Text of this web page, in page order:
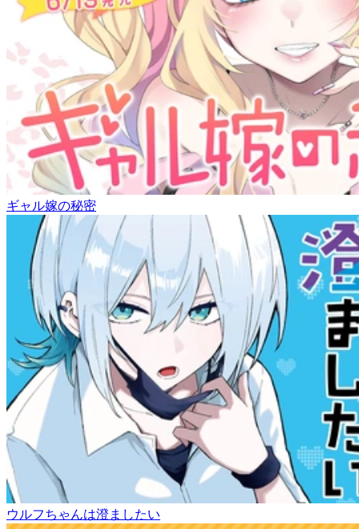
ギャル嫁の秘密
ウルフちゃんは澄ましたい